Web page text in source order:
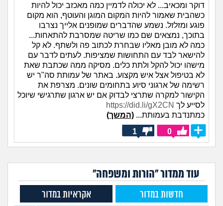
דוקר ומכאיב... לא יכולה לדמיין כמה מאכזב יכול להיות
כשהבית שאמור להיות המקום המוגן והעוטף, הוא מקום
פוגע ומזלזל. נשמע שהדברים שמופנים אלייך נצרבו
בתוכך, נמצאים שם כמו שריטה שמסרבת להתאחות...
כמה לא מובן מאליו שבחרת לכתוב פה ולשתף. לא קל
להישאר לבד עם התחושות שמציפות. לעתים לדבר עם
מישהו יכול להקל ולתת כלים. מסיקה ממה שכתבת שאת
לא בטיפול אצל איש מקצוע. באתר של עמותת סה"ר יש
רשימה של ארגוני סיוע בתחומים שונים. מצרפת את
הקישור למקרה שתרצי לבדוק אם יש ארגון שתרגישי שיוכל
לסייע לך https://did.li/gX2CN
כמתנדבת בעמותת... (המשך)
0
1
עוד ממדור "הורות ומשפחה"
חדשות במדור אקראיות במדור